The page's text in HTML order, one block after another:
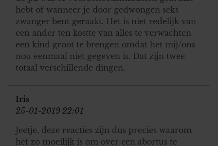
hebt of wanneer je door gedwongen seks
zwanger bent geraakt. Het is niet redelijk van
een ander ten kostte van alles te verwachten
een kind groot te brengen omdat het mij/ons
nou eenmaal niet gegeven is. Dat zijn twee
totaal verschillende dingen.
Iris
25-01-2019 22:01
Jeetje, deze reacties zijn dus precies waarom
het zo moeilijk is om over een abortus te